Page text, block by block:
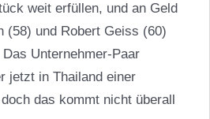
weit erfüllen, und an Geld
(58) und Robert Geiss (60)
Unternehmer-Paar
jetzt in Thailand einer
das kommt nicht überall